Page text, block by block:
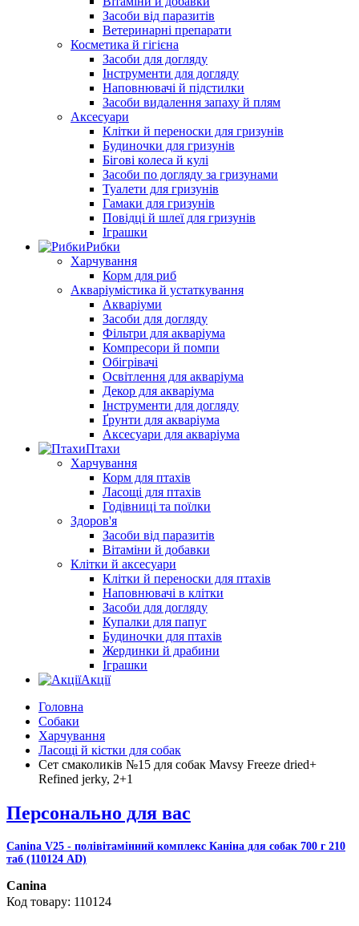
Засоби від паразитів
Ветеринарні препарати
Косметика й гігієна
Засоби для догляду
Інструменти для догляду
Наповнювачі й підстилки
Засоби видалення запаху й плям
Аксесуари
Клітки й переноски для гризунів
Будиночки для гризунів
Бігові колеса й кулі
Засоби по догляду за гризунами
Туалети для гризунів
Гамаки для гризунів
Повідці й шлеї для гризунів
Іграшки
Рибки
Харчування
Корм для риб
Акваріумістика й устаткування
Акваріуми
Засоби для догляду
Фільтри для акваріума
Компресори й помпи
Обігрівачі
Освітлення для акваріума
Декор для акваріума
Інструменти для догляду
Ґрунти для акваріума
Аксесуари для акваріума
Птахи
Харчування
Корм для птахів
Ласощі для птахів
Годівниці та поїлки
Здоров'я
Засоби від паразитів
Вітаміни й добавки
Клітки й аксесуари
Клітки й переноски для птахів
Наповнювачі в клітки
Засоби для догляду
Купалки для папуг
Будиночки для птахів
Жердинки й драбини
Іграшки
Акції
Головна
Собаки
Харчування
Ласощі й кістки для собак
Сет смаколиків №15 для собак Mavsy Freeze dried+
Refined jerky, 2+1
Персонально для вас
Canina V25 - полівітамінний комплекс Каніна для собак 700 г 210
таб (110124 AD)
Canina
110124